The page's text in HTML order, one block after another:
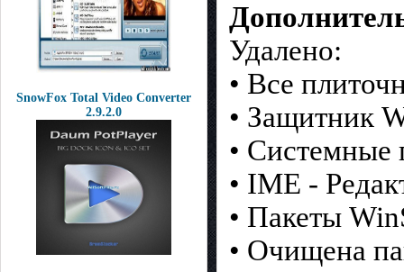
SnowFox Total Video Converter
2.9.2.0
Удалено:
• Все
• Защитник
• Системные
• IME -
• Пакеты
• Очищена